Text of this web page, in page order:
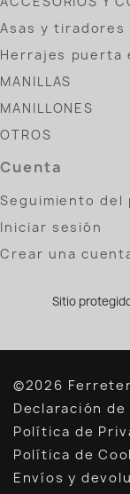
Asas y tiradores
Herrajes puerta
MANILLAS
MANILLONES
OTROS
Cuenta
Seguimiento del
Iniciar sesión
Crear una
Sitio
©2026
Declaración
Política de
Política de
Envíos y